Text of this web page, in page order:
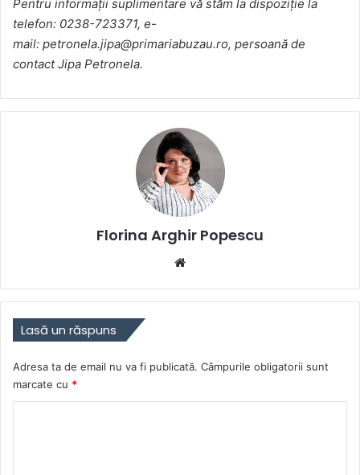
Pentru informaţii suplimentare vă stăm la dispoziţie la
telefon: 0238-723371, e-
mail: petronela.jipa@primariabuzau.ro, persoană de
contact Jipa Petronela.
Florina Arghir Popescu
Lasă un răspuns
Adresa ta de email nu va fi publicată. Câmpurile obligatorii sunt
marcate cu *